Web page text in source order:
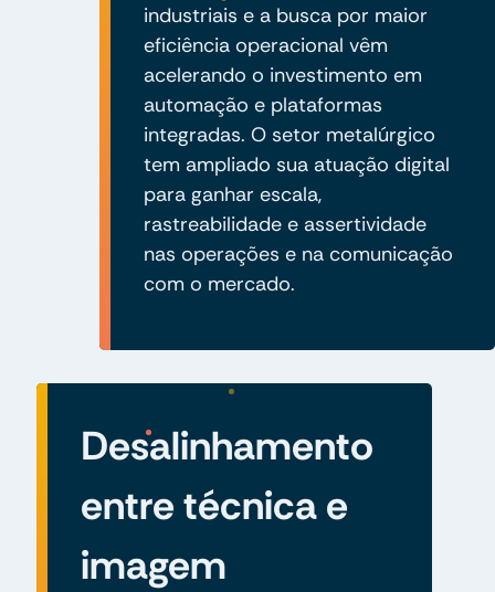
industriais e a busca por maior
eficiência operacional vêm
acelerando o investimento em
automação e plataformas
integradas. O setor metalúrgico
tem ampliado sua atuação digital
para ganhar escala,
rastreabilidade e assertividade
nas operações e na comunicação
com o mercado.
Desalinhamento
entre técnica e
imagem